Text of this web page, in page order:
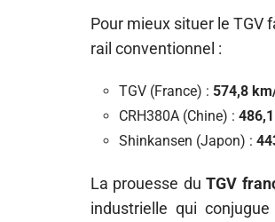
Pour mieux situer le TGV
rail conventionnel :
TGV (France) : 574,8
CRH380A (Chine) :
Shinkansen (Japon) :
La prouesse duTGV
industrielle qui